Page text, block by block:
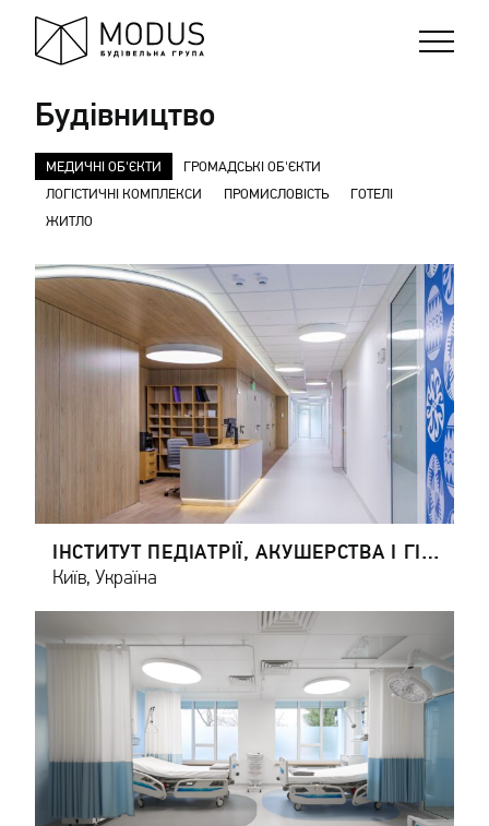
Будівництво
МЕДИЧНІ ОБ'ЄКТИ
ГРОМАДСЬКІ ОБ'ЄКТИ
ЛОГІСТИЧНІ КОМПЛЕКСИ
ПРОМИСЛОВІСТЬ
ГОТЕЛІ
ЖИТЛО
ІНСТИТУТ ПЕДІАТРІЇ, АКУШЕРСТВА І ГІНЕКОЛОГІЇ (ІПАГ) ІМЕНІ AКАДЕМІКА О. М. ЛУК'ЯНОВОЇ
Київ, Україна